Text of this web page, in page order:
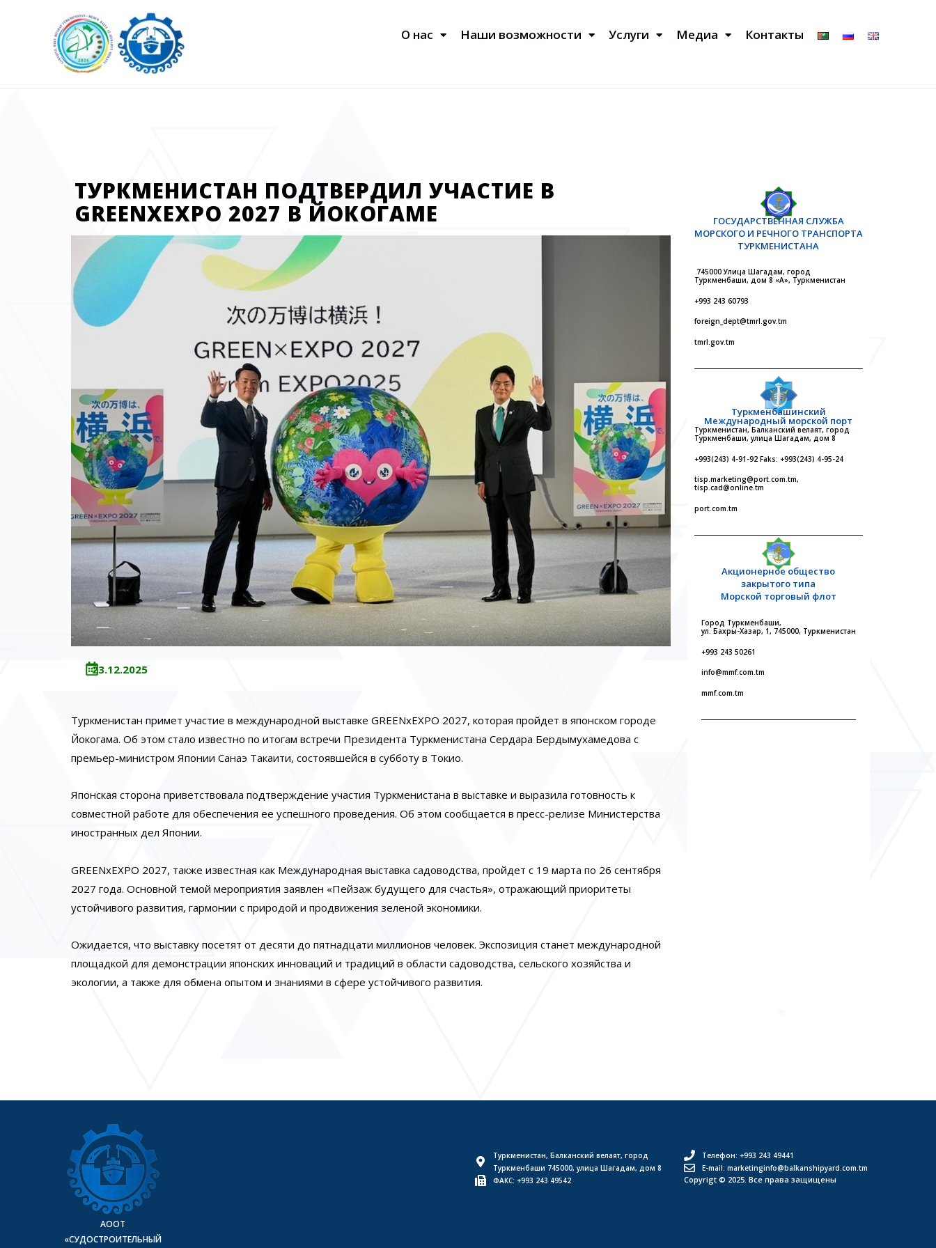
О нас Наши возможности Услуги Медиа Контакты
ТУРКМЕНИСТАН ПОДТВЕРДИЛ УЧАСТИЕ В
GREENXEXPO 2027 В ЙОКОГАМЕ
23.12.2025
Туркменистан примет участие в международной выставке GREENxEXPO 2027, которая пройдет в японском городе
Йокогама. Об этом стало известно по итогам встречи Президента Туркменистана Сердара Бердымухамедова с
премьер-министром Японии Санаэ Такаити, состоявшейся в субботу в Токио.
Японская сторона приветствовала подтверждение участия Туркменистана в выставке и выразила готовность к
совместной работе для обеспечения ее успешного проведения. Об этом сообщается в пресс-релизе Министерства
иностранных дел Японии.
GREENxEXPO 2027, также известная как Международная выставка садоводства, пройдет с 19 марта по 26 сентября
2027 года. Основной темой мероприятия заявлен «Пейзаж будущего для счастья», отражающий приоритеты
устойчивого развития, гармонии с природой и продвижения зеленой экономики.
Ожидается, что выставку посетят от десяти до пятнадцати миллионов человек. Экспозиция станет международной
площадкой для демонстрации японских инноваций и традиций в области садоводства, сельского хозяйства и
экологии, а также для обмена опытом и знаниями в сфере устойчивого развития.
ГОСУДАРСТВЕННАЯ СЛУЖБА
МОРСКОГО И РЕЧНОГО ТРАНСПОРТА
ТУРКМЕНИСТАНА
745000 Улица Шагадам, город
Туркменбаши, дом 8 «А», Туркменистан
+993 243 60793
foreign_dept@tmrl.gov.tm
tmrl.gov.tm
Туркменбашинский
Международный морской порт
Туркменистан, Балканский велаят, город
Туркменбаши, улица Шагадам, дом 8
+993(243) 4-91-92 Faks: +993(243) 4-95-24
tisp.marketing@port.com.tm,
tisp.cad@online.tm
port.com.tm
Акционерное общество
закрытого типа
Морской торговый флот
Город Туркменбаши,
ул. Бахры-Хазар, 1, 745000, Туркменистан
+993 243 50261
info@mmf.com.tm
mmf.com.tm
АООТ
«СУДОСТРОИТЕЛЬНЫЙ
Туркменистан, Балканский велаят, город
Туркменбаши 745000, улица Шагадам, дом 8
ФАКС: +993 243 49542
Телефон: +993 243 49441
E-mail: marketinginfo@balkanshipyard.com.tm
Copyrigt © 2025. Все права защищены